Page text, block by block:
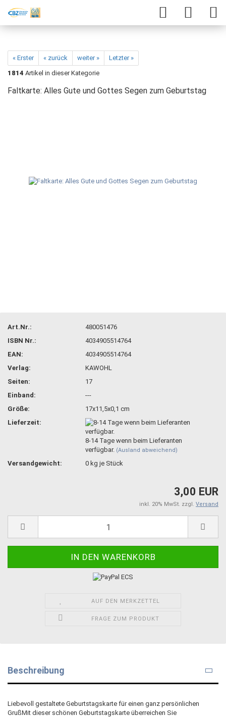
« Erster « zurück weiter »
Letzter »
1814 Artikel in dieser Kategorie
Faltkarte: Alles Gute und Gottes Segen zum Geburtstag
Art.Nr.:
480051476
ISBN Nr.:
4034905514764
EAN:
4034905514764
Verlag:
KAWOHL
Seiten:
17
Einband:
---
Größe:
17x11,5x0,1 cm
Lieferzeit:
8-14 Tage wenn beim Lieferanten
verfügbar. (Ausland abweichend)
Versandgewicht: 0 kg je Stück
3,00 EUR
inkl. 20% MwSt. zzgl. Versand
AUF DEN MERKZETTEL
FRAGE ZUM PRODUKT
Beschreibung
Liebevoll gestaltete Geburtstagskarte für einen ganz persönlichen
GrußMit dieser schönen Geburtstagskarte überreichen Sie